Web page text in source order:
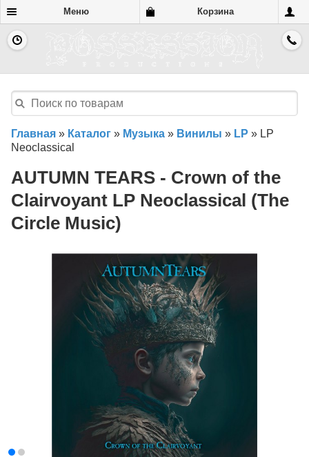
Меню Корзина
Главная » Каталог » Музыка » Винилы » LP » LP
Neoclassical
AUTUMN TEARS - Crown of the
Clairvoyant LP Neoclassical (The
Circle Music)